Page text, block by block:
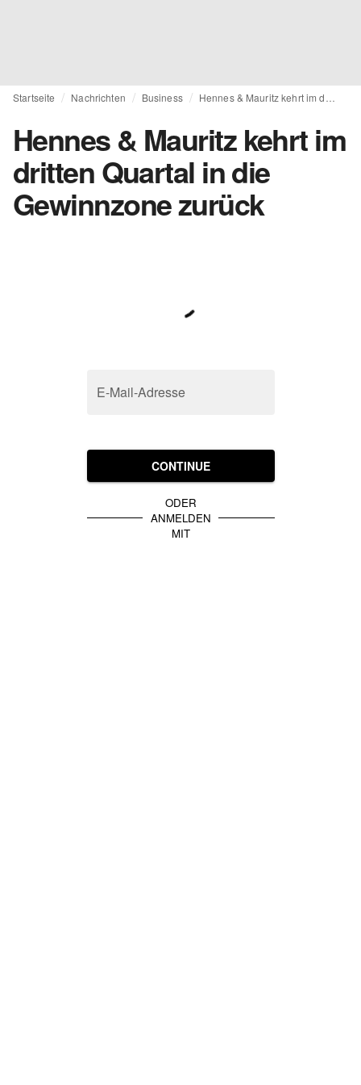
Startseite Nachrichten Business
Hennes & Mauritz kehrt im
dritten Quartal in die
Gewinnzone zurück
E-Mail-Adresse
CONTINUE
ODER
ANMELDEN
MIT